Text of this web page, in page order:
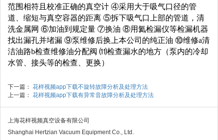
范围相符且校准正确的真空计 ④采用大于吸气口径的管
道、缩短与真空容器的距离 ⑤拆下吸气口上部的管道，清
洗金属网 ⑥加油到规定量 ⑦换油 ⑧用氦检漏仪等检漏机器
找出漏孔并堵漏 ⑨泵维修后换上本公司的纯正油 ⑩维修a清
洁油路b检查维修油分配阀 ⑾检查漏水的地方（泵内的冷却
水管、接头等的检查、更换）
下一篇： 花样视频app下载不旋转故障分析及处理方法
上一篇： 花样视频app下载有异常音故障分析及处理方法
上海花样视频真空设备有限公司
Shanghai Hertzian Vacuum Equipment Co., Ltd.